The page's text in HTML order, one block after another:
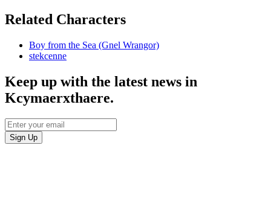
Related Characters
Boy from the Sea (Gnel Wrangor)
stekcenne
Keep up with the latest news in
Kcymaerxthaere.